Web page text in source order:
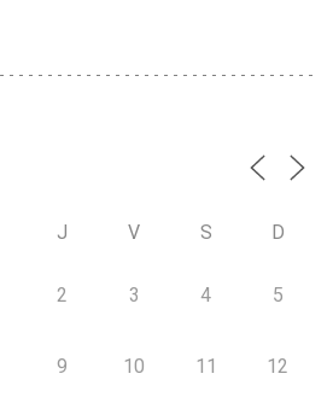
J V S D
2 3 4 5
9 10 11 12